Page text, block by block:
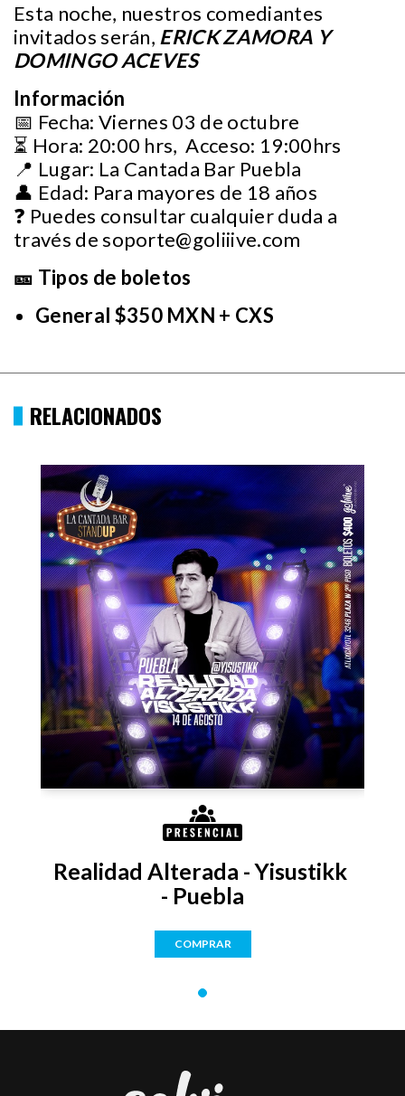
Esta noche, nuestros comediantes
invitados serán, ERICK ZAMORA Y
DOMINGO ACEVES
Información
📅 Fecha: Viernes 03 de octubre
⏳ Hora: 20:00 hrs, Acceso: 19:00hrs
📍 Lugar: La Cantada Bar Puebla
👤 Edad: Para mayores de 18 años
❓ Puedes consultar cualquier duda a
través desoporte@goliiive.com
🎫 Tipos de boletos
General $350 MXN + CXS
RELACIONADOS
Realidad Alterada - Yisustikk
- Puebla
COMPRAR